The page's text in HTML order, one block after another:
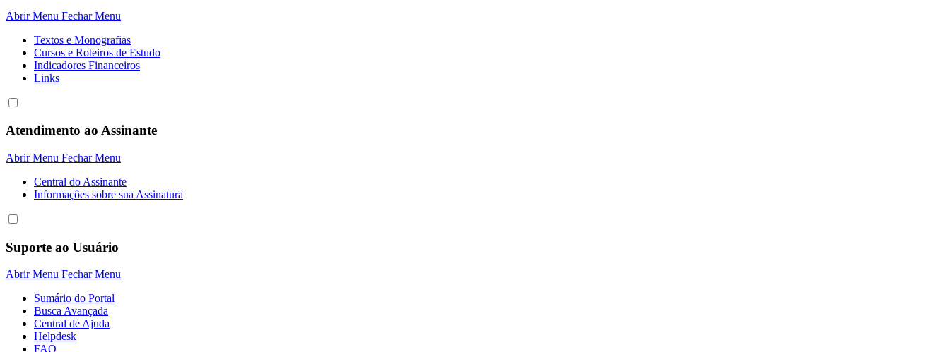
Abrir Menu Fechar Menu
Textos e Monografias
Cursos e Roteiros de Estudo
Indicadores Financeiros
Links
Atendimento ao Assinante
Abrir Menu Fechar Menu
Central do Assinante
Informaçôes sobre sua Assinatura
Suporte ao Usuário
Abrir Menu Fechar Menu
Sumário do Portal
Busca Avançada
Central de Ajuda
Helpdesk
FAQ